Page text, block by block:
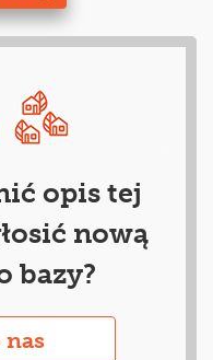
opis tej
nową
bazy?
nas